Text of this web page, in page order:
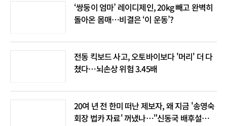
‘쌍둥이 엄마’ 레이디제인, 20kg 빼고 완벽히
돌아온 몸매…비결은 ‘이 운동’?
전동 킥보드 사고, 오토바이보다 '머리' 더 다
쳤다…뇌손상 위험 3.45배
20여 년 전 한미 떠난 제보자, 왜 지금 '송영숙
회장 법카 자료' 꺼냈나…"신동국 배후설은